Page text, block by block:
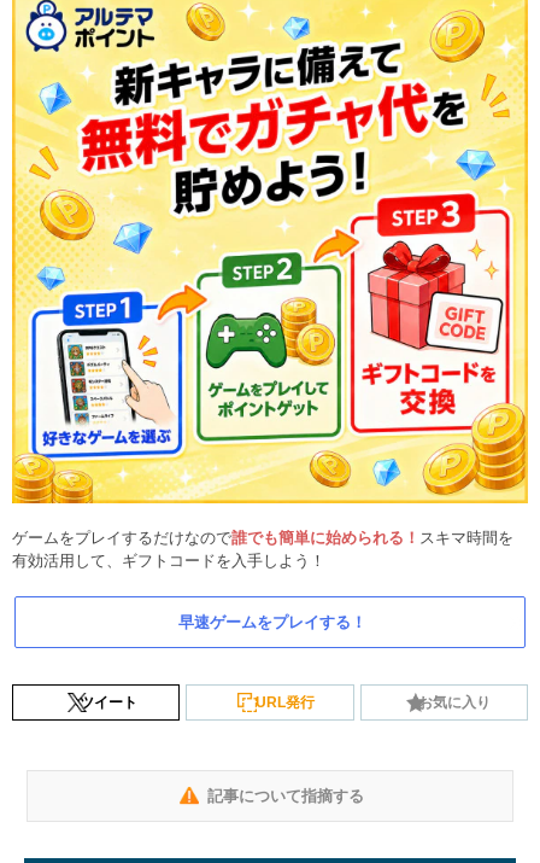
ゲームをプレイするだけなので誰でも簡単に始められる！ スキマ時間を
有効活用して、ギフトコードを入手しよう！
早速ゲームをプレイする！
ツイート URL発行 お気に入り
記事について指摘する